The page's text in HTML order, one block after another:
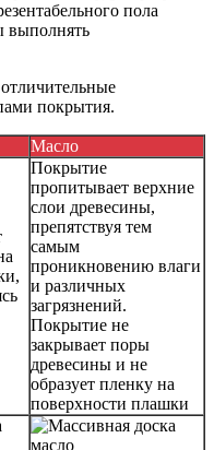
пола
выполнять
покрытия.
Масло
Покрытие
пропитывает верхние
слои древесины,
препятствуя тем
самым
проникновению влаги
и различных
загрязнений.
Покрытие не
закрывает поры
древесины и не
образует пленку на
поверхности плашки